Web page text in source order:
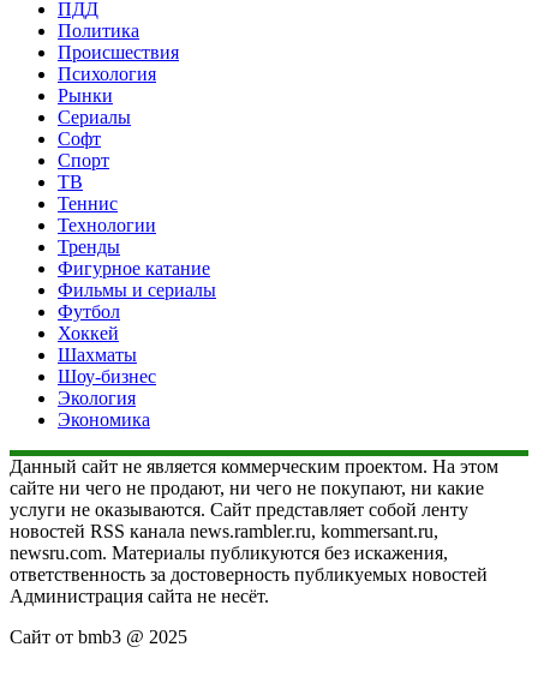
ПДД
Политика
Происшествия
Психология
Рынки
Сериалы
Софт
Спорт
ТВ
Теннис
Технологии
Тренды
Фигурное катание
Фильмы и сериалы
Футбол
Хоккей
Шахматы
Шоу-бизнес
Экология
Экономика
Данный сайт не является коммерческим проектом. На этом
сайте ни чего не продают, ни чего не покупают, ни какие
услуги не оказываются. Сайт представляет собой ленту
новостей RSS канала news.rambler.ru, kommersant.ru,
newsru.com. Материалы публикуются без искажения,
ответственность за достоверность публикуемых новостей
Администрация сайта не несёт.
Сайт от bmb3 @ 2025